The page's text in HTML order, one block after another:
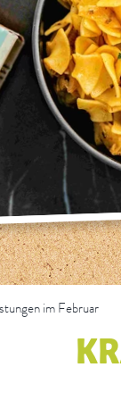
im Februar